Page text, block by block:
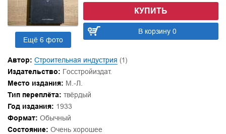
Ещё 6 фото
КУПИТЬ
В корзину 0
Автор: Строительная индустрия (1)
Издательство: Госстройиздат.
Место издания: М.-Л.
Тип переплёта: твёрдый
Год издания: 1933
Формат: Обычный
Состояние: Очень хорошее